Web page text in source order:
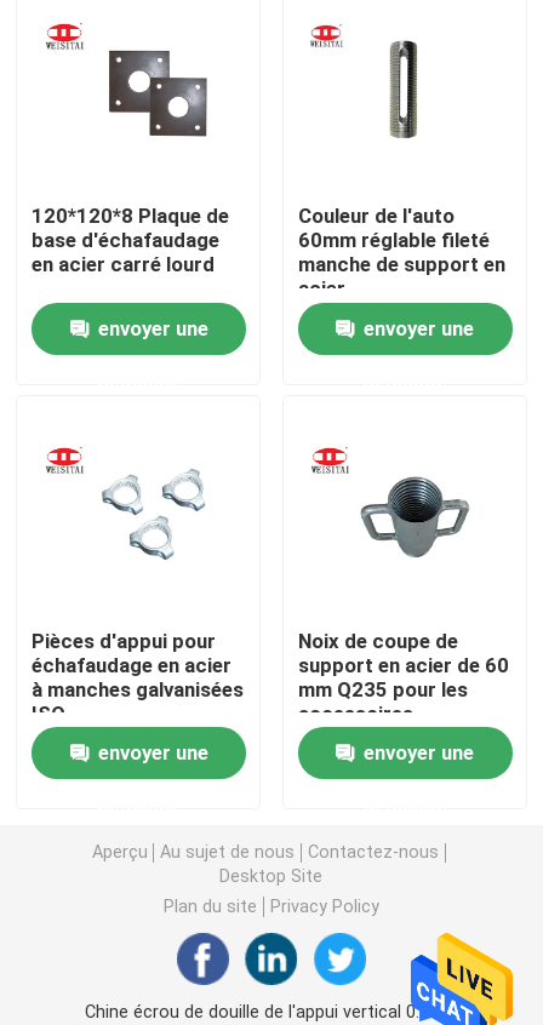
Contrôle de qualité
Nouvelles
Cas
Pièces d'échafaudage de cadre
Ring Lock Scaffolding Parts
Échafaudage Jack Base
Tête de l'échafaudage U
Pièces en acier d'appui vertical d'échafaudage
Lien Rod System de coffrage
Lien Rod Nut
120*120*8 Plaque de
base d'échafaudage
en acier carré lourd
envoyer une
Couleur de l'auto
60mm réglable fileté
manche de support en
acier
envoyer une
Pièces d'appui pour
échafaudage en acier
à manches galvanisées
ISO
envoyer une
Noix de coupe de
support en acier de 60
mm Q235 pour les
accessoires
d'échafaudage
envoyer une
Aperçu Au sujet de nous
Contactez-nous
Desktop Site
Plan du site
Privacy Policy
Chine écrou de douille de l'appui vertical 0.85kg